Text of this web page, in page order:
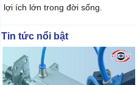
lợi ích lớn trong đời sống.
Tin tức nổi bật